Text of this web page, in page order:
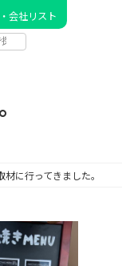
会社リスト
材に行ってきました。